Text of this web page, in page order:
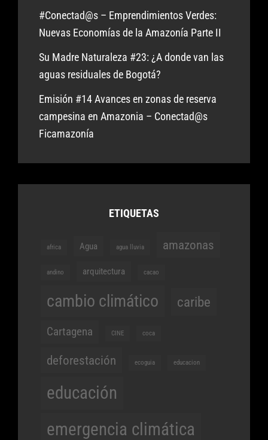
#Conectad@s – Emprendimientos Verdes:
Nuevas Economías de la Amazonía Parte II
Su Madre Naturaleza #23: ¿A donde van las
aguas residuales de Bogotá?
Emisión #14 Avances en zonas de reserva
campesina en Amazonia – Conectad@s
Ficamazonía
ETIQUETAS
africa Agua agua lluvia amazonas
andino arquitectura cacao
cambio climático caribe
Cartagena CINE coca
deforestación ecoguia educacion
educación
emergencia climática